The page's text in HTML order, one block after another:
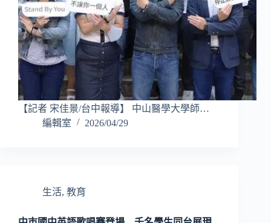
【記者 宋佳景/台中報導】 中山醫學大學師…
編輯室
2026/04/29
生活, 教育